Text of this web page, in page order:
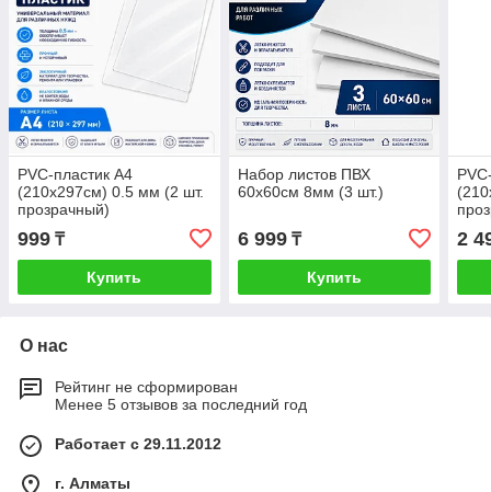
PVC-пластик А4
(210х297см) 0.5 мм (2 шт.
прозрачный)
999 ₸
Купить
Набор листов ПВХ
60х60см 8мм (3 шт.)
6 999₸
Купить
2
О нас
Рейтинг не сформирован
Менее 5 отзывов за последний год
Работает с 29.11.2012
г. Алматы